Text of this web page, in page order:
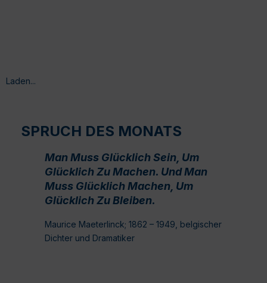
Laden...
SPRUCH DES MONATS
Man Muss Glücklich Sein, Um
Glücklich Zu Machen. Und Man
Muss Glücklich Machen, Um
Glücklich Zu Bleiben.
Maurice Maeterlinck; 1862 – 1949, belgischer
Dichter und Dramatiker